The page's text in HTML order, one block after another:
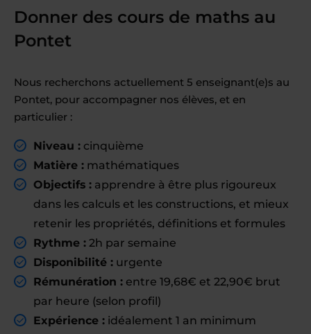
Donner des cours de maths au
Pontet
Nous recherchons actuellement 5 enseignant(e)s au
Pontet, pour accompagner nos élèves, et en
particulier :
Niveau : cinquième
Matière : mathématiques
Objectifs : apprendre à être plus rigoureux
dans les calculs et les constructions, et mieux
retenir les propriétés, définitions et formules
Rythme : 2h par semaine
Disponibilité : urgente
Rémunération : entre 19,68€ et 22,90€ brut
par heure (selon profil)
Expérience : idéalement 1 an minimum